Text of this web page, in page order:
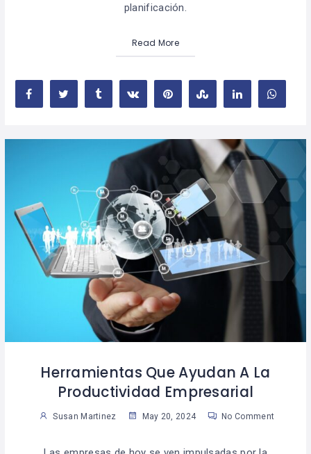
planificación.
Read More
Herramientas Que Ayudan A La
Productividad Empresarial
Susan Martinez May 20, 2024 No Comment